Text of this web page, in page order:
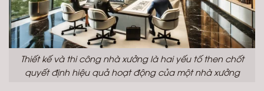
Thiết kế và thi công nhà xưởng là hai yếu tố then chốt
quyết định hiệu quả hoạt động của một nhà xưởng